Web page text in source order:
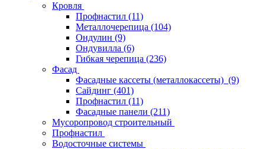
Кровля
Профнастил (11)
Металлочерепица (104)
Ондулин (9)
Ондувилла (6)
Гибкая черепица (236)
Фасад
Фасадные кассеты (металлокассеты) (9)
Сайдинг (401)
Профнастил (11)
Фасадные панели (211)
Мусоропровод строительный
Профнастил
Водосточные системы